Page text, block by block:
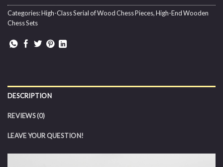
Categories:High-Class Serial of Wood Chess Pieces,High-End Wooden
Chess Sets
DESCRIPTION
REVIEWS (0)
LEAVE YOUR QUESTION!